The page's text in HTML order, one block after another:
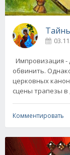
Импровизация -
обвинить.
церковных
сцены трапезы в
Комментировать